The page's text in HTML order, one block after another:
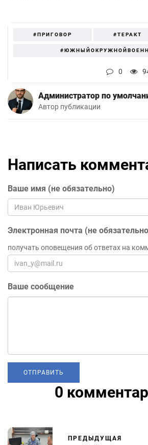
#ПРИГОВОР #ТЕРАКТ
0
Администратор по
Автор публикации
Написать
Ваше имя (не обязательно)
Электронная почта (не
получать оповещения об ответах на
Ваше сообщение
0
ПРЕДЫДУЩАЯ